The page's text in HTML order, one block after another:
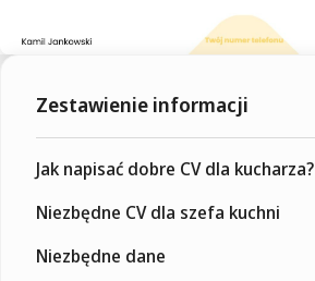
Zestawienie informacji
Jak napisać dobre CV dla kucharza?
Niezbędne CV dla szefa kuchni
Niezbędne dane